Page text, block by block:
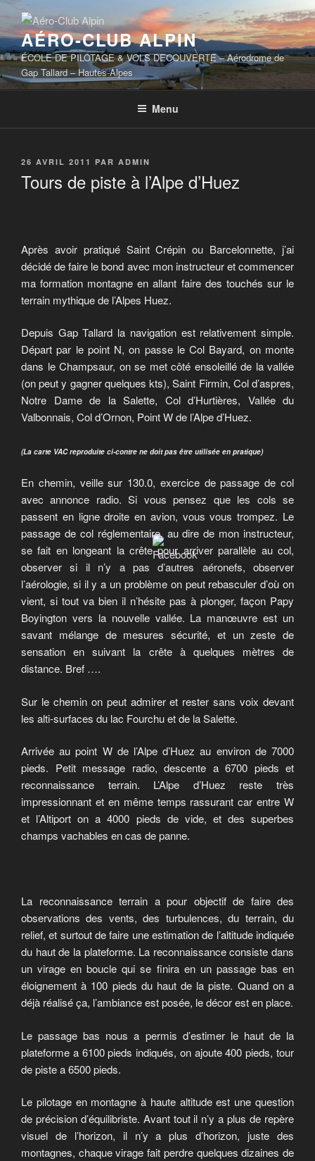
contenu
principal
AÉRO-CLUB ALPIN
ÉCOLE DE PILOTAGE & VOLS DECOUVERTE – Aérodrome de
Gap Tallard – Hautes-Alpes
Menu
PUBLIÉ
26 AVRIL 2011 PAR ADMIN
Tours de piste à l’Alpe d’Huez
Après avoir pratiqué Saint Crépin ou Barcelonnette, j’ai
décidé de faire le bond avec mon instructeur et commencer
ma formation montagne en allant faire des touchés sur le
terrain mythique de l’Alpes Huez.
Depuis Gap Tallard la navigation est relativement simple.
Départ par le point N, on passe le Col Bayard, on monte
dans le Champsaur, on se met côté ensoleillé de la vallée
(on peut y gagner quelques kts), Saint Firmin, Col d’aspres,
Notre Dame de la Salette, Col d’Hurtières, Vallée du
Valbonnais, Col d’Ornon, Point W de l’Alpe d’Huez.
(La carte VAC reproduite ci-contre ne doit pas être utilisée en pratique)
En chemin, veille sur 130.0, exercice de passage de col
avec annonce radio. Si vous pensez que les cols se
passent en ligne droite en avion, vous vous trompez. Le
passage de col réglementaire, au dire de mon instructeur,
se fait en longeant la crête pour arriver parallèle au col,
observer si il n’y a pas d’autres aéronefs, observer
l’aérologie, si il y a un problème on peut rebasculer d’où on
vient, si tout va bien il n’hésite pas à plonger, façon Papy
Boyington vers la nouvelle vallée. La manœuvre est un
savant mélange de mesures sécurité, et un zeste de
sensation en suivant la crête à quelques mètres de
distance. Bref ….
Sur le chemin on peut admirer et rester sans voix devant
les alti-surfaces du lac Fourchu et de la Salette.
Arrivée au point W de l’Alpe d’Huez au environ de 7000
pieds. Petit message radio, descente a 6700 pieds et
reconnaissance terrain. L’Alpe d’Huez reste très
impressionnant et en même temps rassurant car entre W
et l’Altiport on a 4000 pieds de vide, et des superbes
champs vachables en cas de panne.
La reconnaissance terrain a pour objectif de faire des
observations des vents, des turbulences, du terrain, du
relief, et surtout de faire une estimation de l’altitude indiquée
du haut de la plateforme. La reconnaissance consiste dans
un virage en boucle qui se finira en un passage bas en
éloignement à 100 pieds du haut de la piste. Quand on a
déjà réalisé ça, l’ambiance est posée, le décor est en place.
Le passage bas nous a permis d’estimer le haut de la
plateforme a 6100 pieds indiqués, on ajoute 400 pieds, tour
de piste a 6500 pieds.
Le pilotage en montagne à haute altitude est une question
de précision d’équilibriste. Avant tout il n’y a plus de repère
visuel de l’horizon, il n’y a plus d’horizon, juste des
montagnes, chaque virage fait perdre quelques dizaines de